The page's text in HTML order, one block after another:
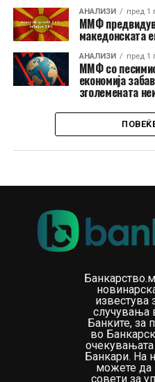
АНАЛИЗИ пред 1
ММФ
македонската
АНАЛИЗИ пред 1
ММФ со
економија
зголемената
известува
случувања
Банките, за
во
Банкари. На
можете да
совети за